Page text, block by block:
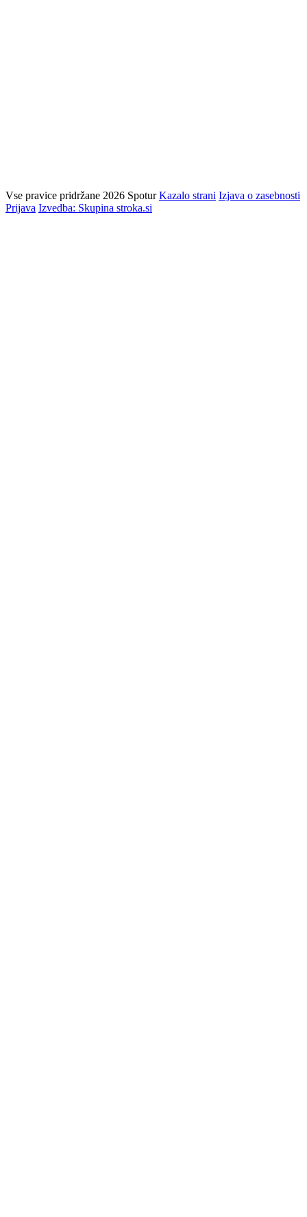
Vse pravice pridržane 2026 Spotur Kazalo strani Izjava o zasebnosti
Prijava Izvedba: Skupina stroka.si